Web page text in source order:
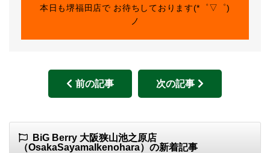
本日も堺福田店で お待ちしております(*゜▽゜)
ノ
前の記事 次の記事
BiG Berry 大阪狭山池之原店
（OsakaSayamaIkenohara）の新着記事